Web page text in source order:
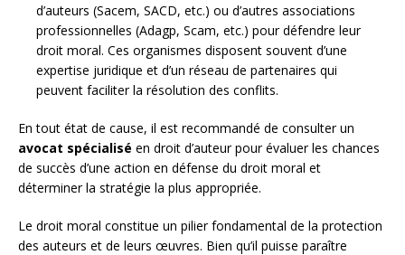
d’auteurs (Sacem, SACD, etc.) ou d’autres associations
professionnelles (Adagp, Scam, etc.) pour défendre leur
droit moral. Ces organismes disposent souvent d’une
expertise juridique et d’un réseau de partenaires qui
peuvent faciliter la résolution des conflits.
En tout état de cause, il est recommandé de consulter un
avocat spécialisé en droit d’auteur pour évaluer les chances
de succès d’une action en défense du droit moral et
déterminer la stratégie la plus appropriée.
Le droit moral constitue un pilier fondamental de la protection
des auteurs et de leurs œuvres. Bien qu’il puisse paraître